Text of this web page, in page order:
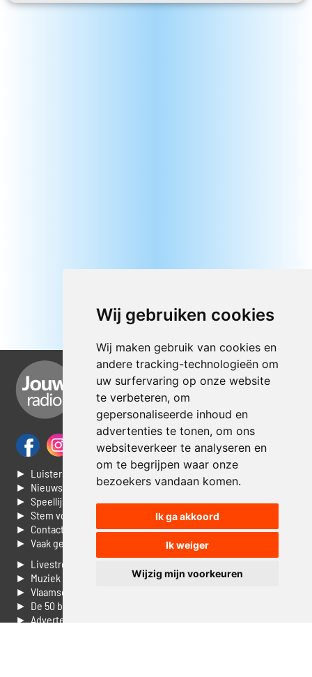
Wij gebruiken cookies
Wij maken gebruik van cookies en
andere tracking-technologieën om
uw surfervaring op onze website
te verbeteren, om
gepersonaliseerde inhoud en
advertenties te tonen, om ons
websiteverkeer te analyseren en
om te begrijpen waar onze
bezoekers vandaan komen.
Ik ga akkoord
Ik weiger
Wijzig mijn voorkeuren
► Luisteren naar Jouwradio
► Nieuws
► Speellijst
► Stem voor de Dag top 3
► Contacteer ons
► Vaak gestelde vragen
► Livestream informatie
► Muziek opzoeken
► Vlaamse 100 Aller tijden
► De 50 beste van...
► Adverteren op Jouwradio